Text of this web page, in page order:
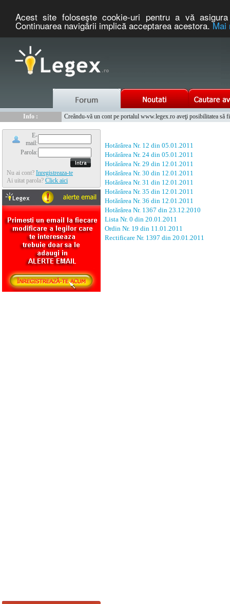
Acest site foloseşte cookie-uri pentru a vă
Continuarea navigării implică acceptarea acestora.Mai
Info :
Creându-vă un cont pe portalul www.legex.ro aveţi posibilitatea să
E-
mail:
Parola:
Nu ai cont? Inregistreaza-te
Ai uitat parola? Click aici
Hotărârea Nr. 12 din 05.01.2011
Hotărârea Nr. 24 din 05.01.2011
Hotărârea Nr. 29 din 12.01.2011
Hotărârea Nr. 30 din 12.01.2011
Hotărârea Nr. 31 din 12.01.2011
Hotărârea Nr. 35 din 12.01.2011
Hotărârea Nr. 36 din 12.01.2011
Hotărârea Nr. 1367 din 23.12.2010
Lista Nr. 0 din 20.01.2011
Ordin Nr. 19 din 11.01.2011
Rectificare Nr. 1397 din 20.01.2011